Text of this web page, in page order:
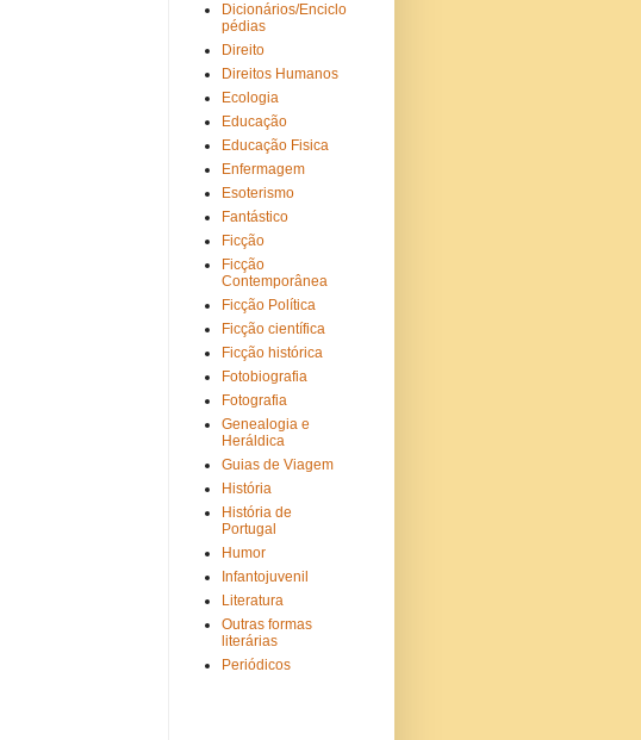
Dicionários/Enciclo
pédias
Direito
Direitos Humanos
Ecologia
Educação
Educação Fisica
Enfermagem
Esoterismo
Fantástico
Ficção
Ficção
Contemporânea
Ficção Política
Ficção científica
Ficção histórica
Fotobiografia
Fotografia
Genealogia e
Heráldica
Guias de Viagem
História
História de
Portugal
Humor
Infantojuvenil
Literatura
Outras formas
literárias
Periódicos